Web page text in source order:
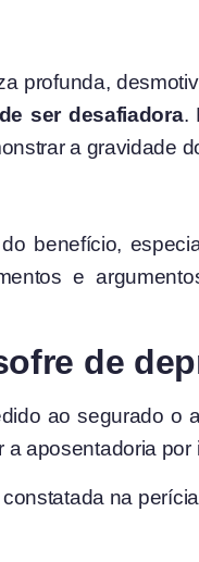
profunda,
ser desafiadora.
a gravidade
benefício,
e
de
ao segurado o
aposentadoria por
na